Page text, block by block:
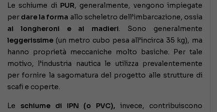
Le schiume di PUR, generalmente, vengono impiegate
per dare la forma allo scheletro dell’imbarcazione, ossia
ai longheroni e ai madieri. Sono generalmente
leggerissime (un metro cubo pesa all’incirca 35 kg), ma
hanno proprietà meccaniche molto basiche. Per tale
motivo, l’industria nautica le utilizza prevalentemente
per fornire la sagomatura del progetto alle strutture di
scafi e coperte.
Le schiume di IPN (o PVC), invece, contribuiscono